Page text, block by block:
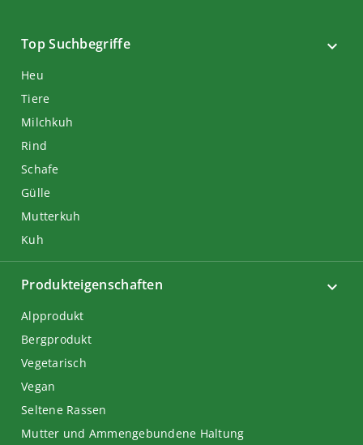
Top Suchbegriffe
Heu
Tiere
Milchkuh
Rind
Schafe
Gülle
Mutterkuh
Kuh
Produkteigenschaften
Alpprodukt
Bergprodukt
Vegetarisch
Vegan
Seltene Rassen
Mutter und Ammengebundene Haltung